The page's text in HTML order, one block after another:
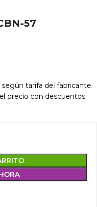
57
tarifa del fabricante.
precio con descuentos